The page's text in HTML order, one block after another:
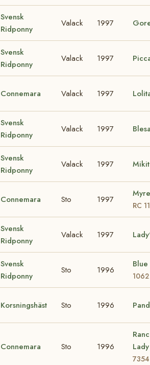
Svensk
Ridponny
Valack 1997
Svensk
Ridponny
Valack 1997
Connemara Valack 1997
Svensk
Ridponny
Valack 1997
Svensk
Ridponny
Valack 1997
Connemara Sto 1997
RC
Svensk
Ridponny
Valack 1997
Svensk
Ridponny
Sto 1996
1062
Korsningshäst Sto 1996
Connemara Sto 1996
7354